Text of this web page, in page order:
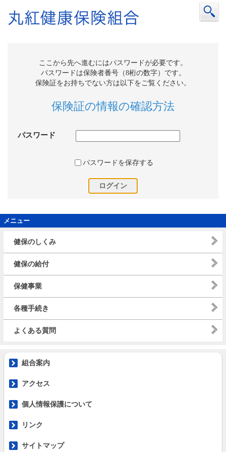
ここから先へ進むにはパスワードが必要です。
パスワードは保険者番号（8桁の数字）です。
保険証をお持ちでない方は以下をご覧ください。
保険証の情報の確認方法
パスワード
パスワードを保存する
メニュー
健保のしくみ
健保の給付
保健事業
各種手続き
よくある質問
組合案内
アクセス
個人情報保護について
リンク
サイトマップ